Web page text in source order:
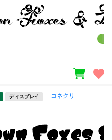
ディスプレイ コネクリ